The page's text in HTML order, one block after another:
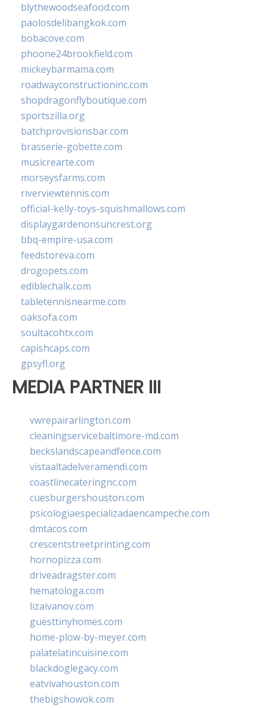
blythewoodseafood.com
paolosdelibangkok.com
bobacove.com
phoone24brookfield.com
mickeybarmama.com
roadwayconstructioninc.com
shopdragonflyboutique.com
sportszilla.org
batchprovisionsbar.com
brasserie-gobette.com
musicrearte.com
morseysfarms.com
riverviewtennis.com
official-kelly-toys-squishmallows.com
displaygardenonsuncrest.org
bbq-empire-usa.com
feedstoreva.com
drogopets.com
ediblechalk.com
tabletennisnearme.com
oaksofa.com
soultacohtx.com
capishcaps.com
gpsyfl.org
MEDIA PARTNER III
vwrepairarlington.com
cleaningservicebaltimore-md.com
beckslandscapeandfence.com
vistaaltadelveramendi.com
coastlinecateringnc.com
cuesburgershouston.com
psicologiaespecializadaencampeche.com
dmtacos.com
crescentstreetprinting.com
hornopizza.com
driveadragster.com
hematologa.com
lizaivanov.com
guesttinyhomes.com
home-plow-by-meyer.com
palatelatincuisine.com
blackdoglegacy.com
eatvivahouston.com
thebigshowok.com